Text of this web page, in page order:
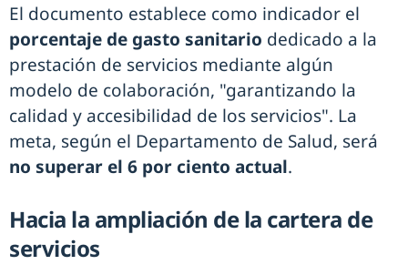
El documento establece como indicador el
porcentaje de gasto sanitario dedicado a la
prestación de servicios mediante algún
modelo de colaboración, "garantizando la
calidad y accesibilidad de los servicios". La
meta, según el Departamento de Salud, será
no superar el 6 por ciento actual.
Hacia la ampliación de la cartera de
servicios